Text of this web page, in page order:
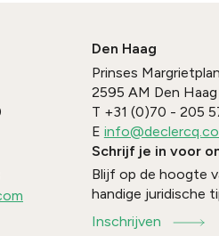
Den Haag
Prinses
2595 AM Den Haag
T +31 (0)70 - 205
E
Schrijf je in voor
Blijf op de hoogte
handige juridische
Inschrijven